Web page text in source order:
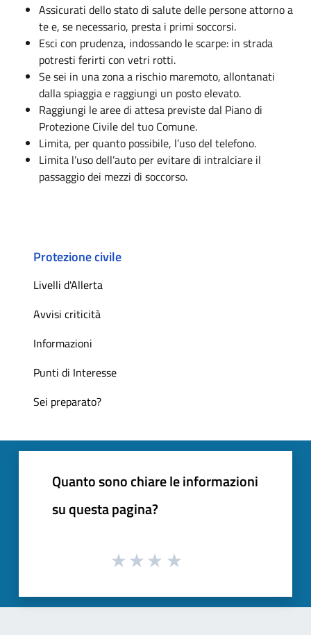
Assicurati dello stato di salute delle persone attorno a
te e, se necessario, presta i primi soccorsi.
Esci con prudenza, indossando le scarpe: in strada
potresti ferirti con vetri rotti.
Se sei in una zona a rischio maremoto, allontanati
dalla spiaggia e raggiungi un posto elevato.
Raggiungi le aree di attesa previste dal Piano di
Protezione Civile del tuo Comune.
Limita, per quanto possibile, l’uso del telefono.
Limita l’uso dell’auto per evitare di intralciare il
passaggio dei mezzi di soccorso.
Protezione civile
Livelli d'Allerta
Avvisi criticità
Informazioni
Punti di Interesse
Sei preparato?
Quanto sono chiare le informazioni
su questa pagina?